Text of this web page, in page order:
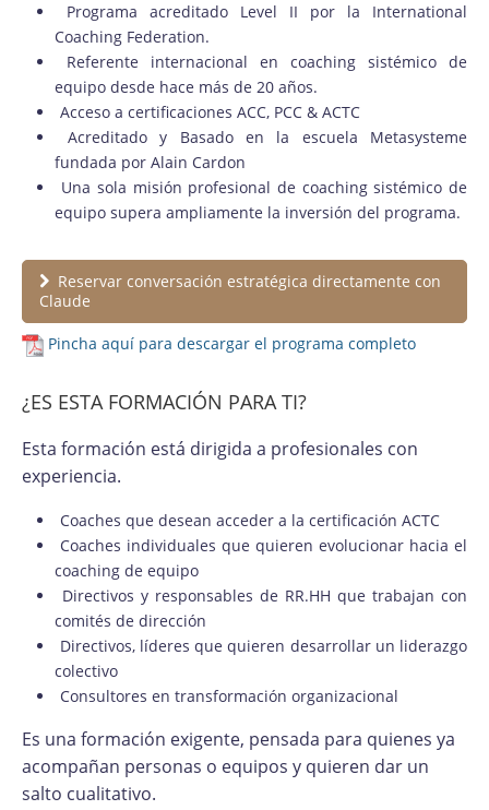
Programa acreditado Level II por la International
Coaching Federation.
Referente internacional en coaching sistémico de
equipo desde hace más de 20 años.
Acceso a certificaciones ACC, PCC & ACTC
Acreditado y Basado en la escuela Metasysteme
fundada por Alain Cardon
Una sola misión profesional de coaching sistémico de
equipo supera ampliamente la inversión del programa.
Reservar conversación estratégica directamente con
Claude
Pincha aquí para descargar el programa completo
¿ES ESTA FORMACIÓN PARA TI?
Esta formación está dirigida a profesionales con
experiencia.
Coaches que desean acceder a la certificación ACTC
Coaches individuales que quieren evolucionar hacia el
coaching de equipo
Directivos y responsables de RR.HH que trabajan con
comités de dirección
Directivos, líderes que quieren desarrollar un liderazgo
colectivo
Consultores en transformación organizacional
Es una formación exigente, pensada para quienes ya
acompañan personas o equipos y quieren dar un
salto cualitativo.